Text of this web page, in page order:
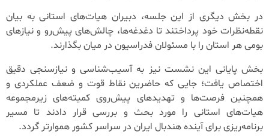
در بخش دیگری از این جلسه، دبیران هیات‌های استانی به بیان
نقطه‌نظرات خود پرداختند تا دغدغه‌ها، چالش‌های پیش‌رو و نیازهای
بومی هر استان را با مسئولان فدراسیون در میان بگذارند.
بخش پایانی این نشست نیز به آسیب‌شناسی و نیازسنجی دقیق
اختصاص یافت؛ جایی که حاضرین نقاط قوت و ضعف عملکردی و
همچنین فرصت‌ها و تهدیدهای پیش‌روی کمیته‌های زیرمجموعه
هیات‌های استانی را مورد بحث و بررسی قرار دادند تا مسیر
برنامه‌ریزی برای آینده هندبال ایران در سراسر کشور هموارتر گردد.